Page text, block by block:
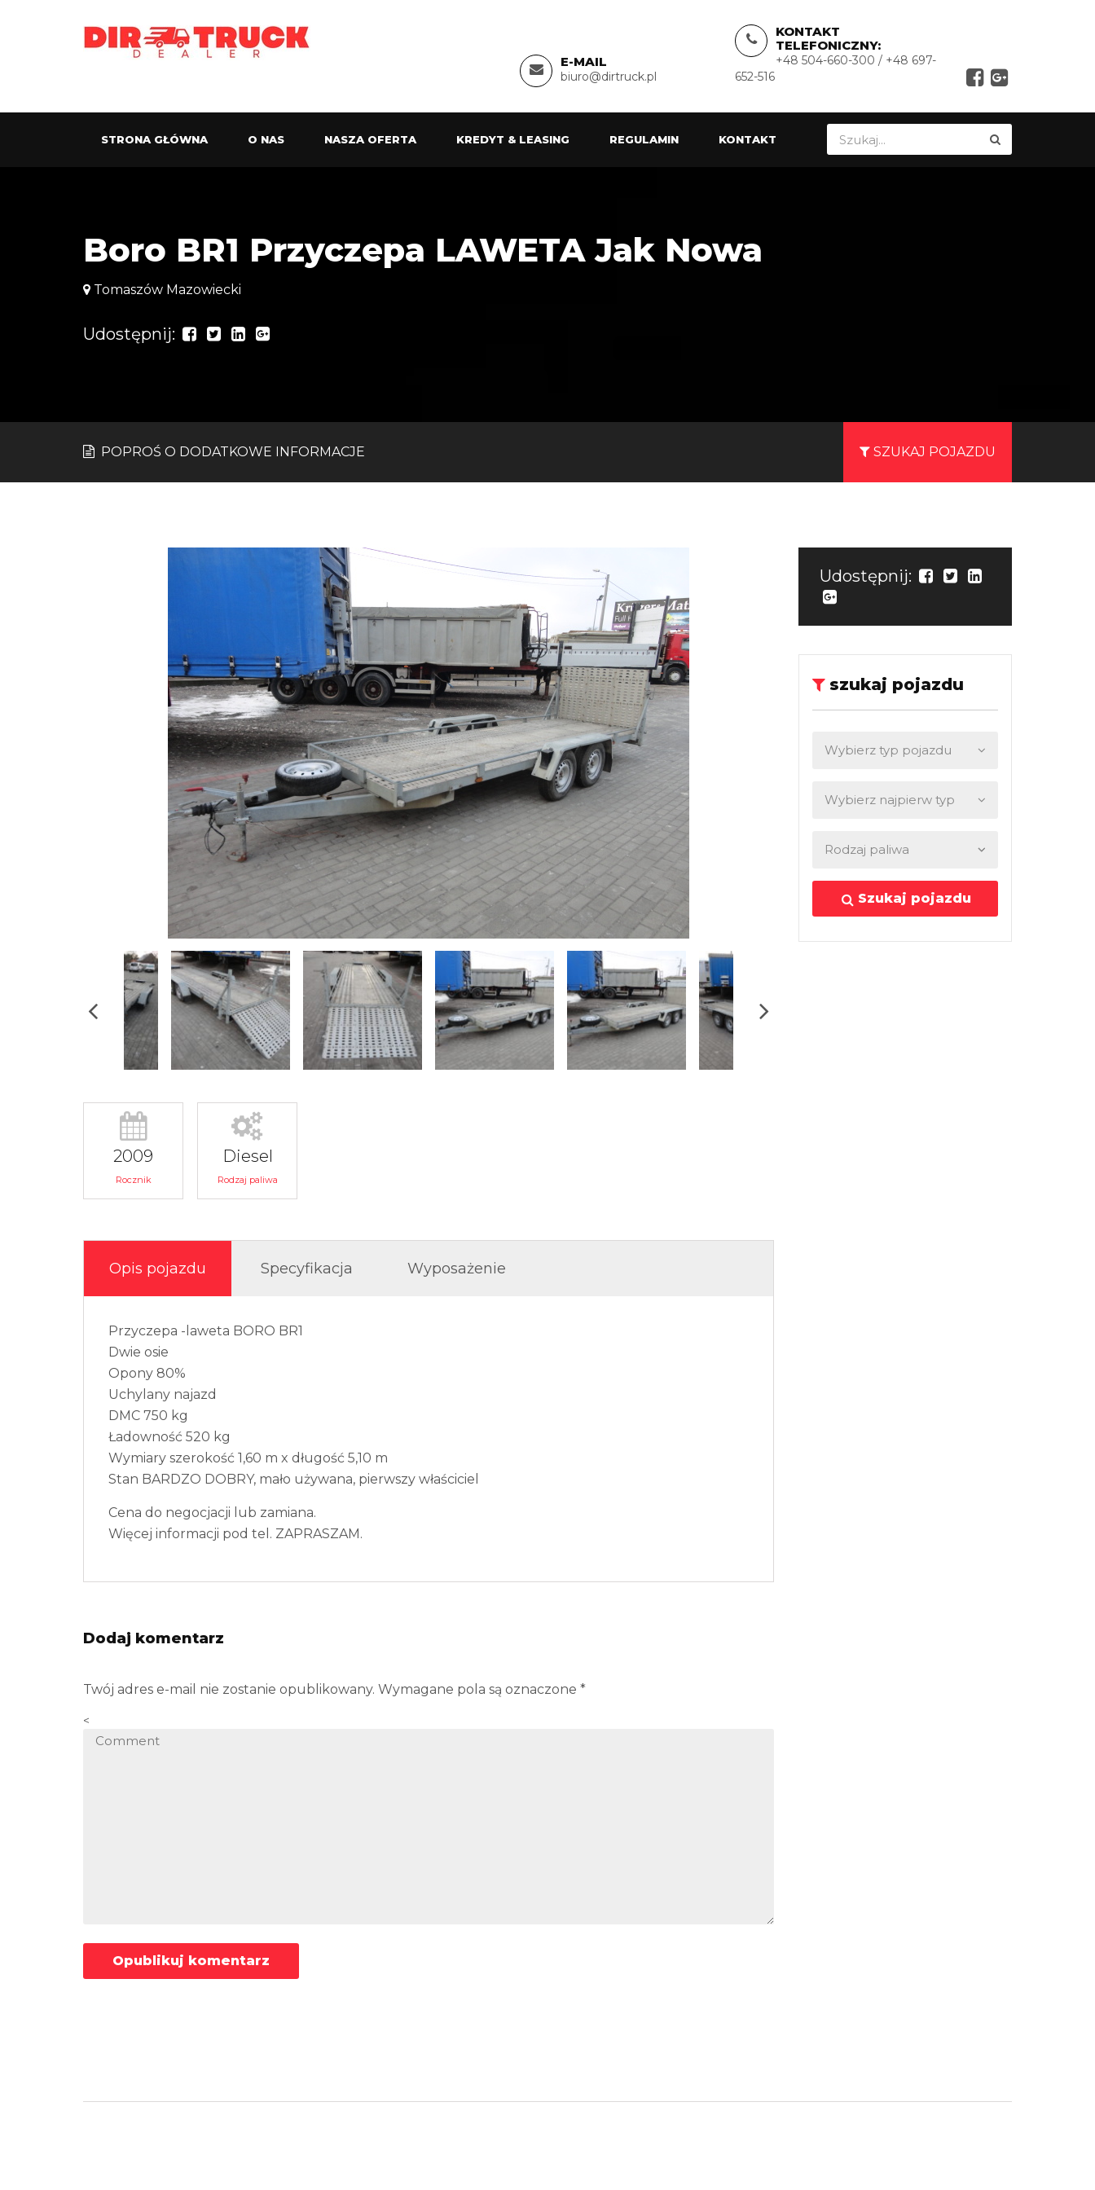
E-MAIL
biuro@dirtruck.pl
KONTAKT
TELEFONICZNY:
+48 504-660-300 / +48 697-
652-516
STRONA GŁÓWNA O NAS NASZA OFERTA KREDYT & LEASING REGULAMIN KONTAKT
Boro BR1 Przyczepa LAWETA Jak Nowa
Tomaszów Mazowiecki
Udostępnij:
SZUKAJ POJAZDU
POPROŚ O DODATKOWE INFORMACJE
2009
Rocznik
Diesel
Rodzaj paliwa
Opis pojazdu Specyfikacja Wyposażenie
Przyczepa -laweta BORO BR1
Dwie osie
Opony 80%
Uchylany najazd
DMC 750 kg
Ładowność 520 kg
Wymiary szerokość 1,60 m x długość 5,10 m
Stan BARDZO DOBRY, mało używana, pierwszy właściciel
Cena do negocjacji lub zamiana.
Więcej informacji pod tel. ZAPRASZAM.
Dodaj komentarz
Twój adres e-mail nie zostanie opublikowany. Wymagane pola są oznaczone *
<
Udostępnij:
szukaj pojazdu
Szukaj pojazdu